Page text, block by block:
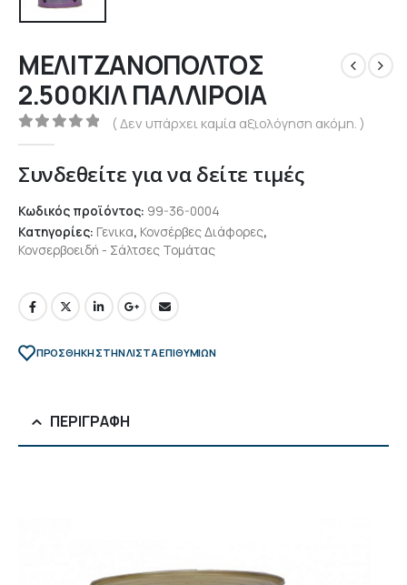
ΜΕΛΙΤΖΑΝΟΠΟΛΤΟΣ
2.500ΚΙΛ ΠΑΛΛΙΡΟΙΑ
0out of 5
( Δεν υπάρχει καμία αξιολόγηση ακόμη. )
Συνδεθείτε για να δείτε τιμές
Κωδικός προϊόντος: 99-36-0004
Κατηγορίες: Γενικα, Κονσέρβες Διάφορες,
Κονσερβοειδή - Σάλτσες Τομάτας
ΠΡΌΣΘΉΚΗ ΣΤΗΝ ΛΊΣΤΑ ΕΠΙΘΥΜΙΏΝ
ΠΕΡΙΓΡΑΦΉ